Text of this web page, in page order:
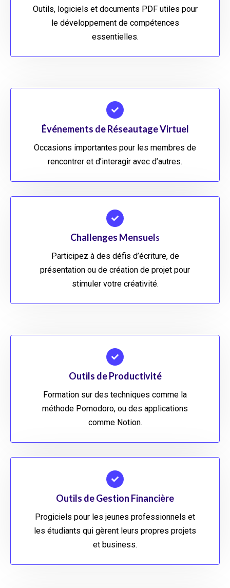
Outils, logiciels et documents PDF utiles pour
le développement de compétences
essentielles.
Événements de Réseautage Virtuel
Occasions importantes pour les membres de
rencontrer et d’interagir avec d’autres.
Challenges Mensuels
Participez à des défis d’écriture, de
présentation ou de création de projet pour
stimuler votre créativité.
Outils de Productivité
Formation sur des techniques comme la
méthode Pomodoro, ou des applications
comme Notion.
Outils de Gestion Financière
Progiciels pour les jeunes professionnels et
les étudiants qui gèrent leurs propres projets
et business.